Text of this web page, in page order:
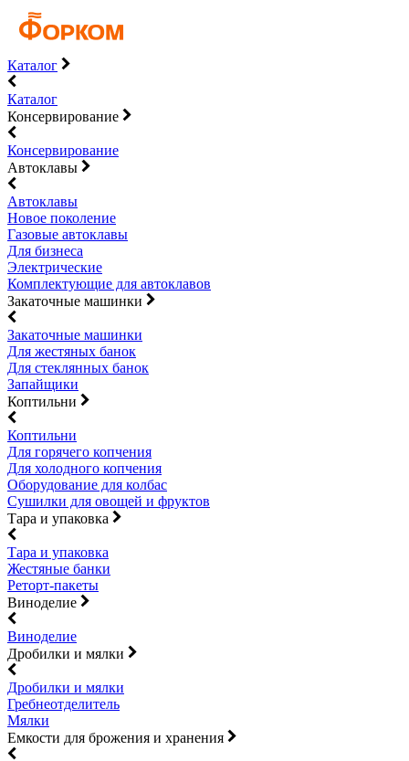
Каталог
Каталог
Консервирование
Консервирование
Автоклавы
Автоклавы
Новое поколение
Газовые автоклавы
Для бизнеса
Электрические
Комплектующие для автоклавов
Закаточные машинки
Закаточные машинки
Для жестяных банок
Для стеклянных банок
Запайщики
Коптильни
Коптильни
Для горячего копчения
Для холодного копчения
Оборудование для колбас
Сушилки для овощей и фруктов
Тара и упаковка
Тара и упаковка
Жестяные банки
Реторт-пакеты
Виноделие
Виноделие
Дробилки и мялки
Дробилки и мялки
Гребнеотделитель
Мялки
Емкости для брожения и хранения